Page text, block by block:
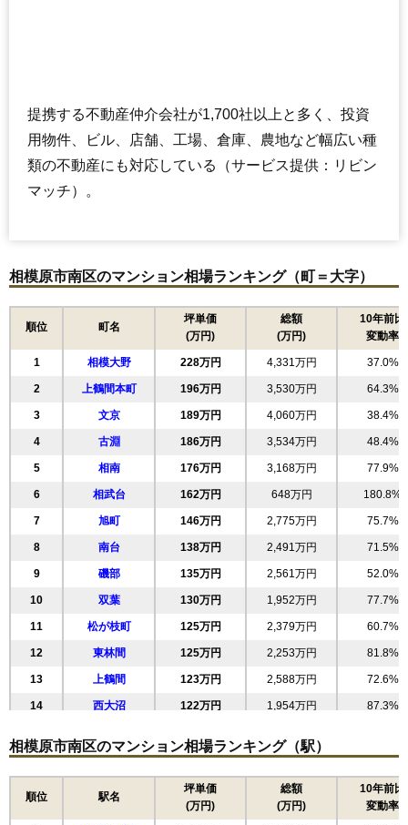
提携する不動産仲介会社が1,700社以上と多く、投資
用物件、ビル、店舗、工場、倉庫、農地など幅広い種
類の不動産にも対応している（サービス提供：リビン
マッチ）。
相模原市南区のマンション相場ランキング（町＝大字）
順位 町名
坪単価
(万円)
総額
(万円)
10年前比
変動率
1 相模大野 228万円 4,331万円 37.0%
2 上鶴間本町 196万円 3,530万円 64.3%
3 文京 189万円 4,060万円 38.4%
4 古淵 186万円 3,534万円 48.4%
5 相南 176万円 3,168万円 77.9%
6 相武台 162万円 648万円 180.8%
7 旭町 146万円 2,775万円 75.7%
8 南台 138万円 2,491万円 71.5%
9 磯部 135万円 2,561万円 52.0%
10 双葉 130万円 1,952万円 77.7%
11 松が枝町 125万円 2,379万円 60.7%
12 東林間 125万円 2,253万円 81.8%
13 上鶴間 123万円 2,588万円 72.6%
14 西大沼 122万円 1,954万円 87.3%
16 大野台 97万円 1,841万円 54.0%
96万円 1,443万円 102.0%
96万円 1,438万円 63.2%
相模原市南区のマンション相場ランキング（駅）
順位 駅名
坪単価
(万円)
総額
(万円)
10年前比
変動率